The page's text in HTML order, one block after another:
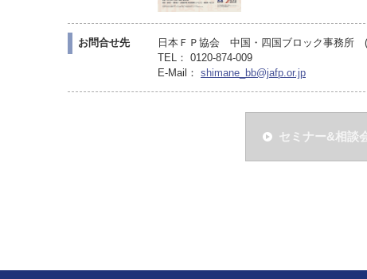
お問合せ先
日本ＦＰ協会 中国・四国ブロック事務所 (
TEL： 0120-874-009
E-Mail： shimane_bb@jafp.or.jp
セミナー&相談